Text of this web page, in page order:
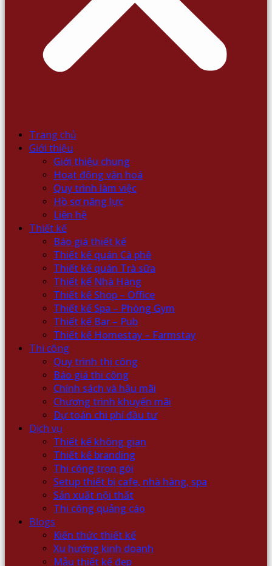
Trang chủ
Giới thiệu
Giới thiệu chung
Hoạt động văn hoá
Quy trình làm việc
Hồ sơ năng lực
Liên hệ
Thiết kế
Báo giá thiết kế
Thiết kế quán Cà phê
Thiết kế quán Trà sữa
Thiết kế Nhà Hàng
Thiết kế Shop – Office
Thiết kế Spa – Phòng Gym
Thiết kế Bar – Pub
Thiết kế Homestay – Farmstay
Thi công
Quy trình thi công
Báo giá thi công
Chính sách và hậu mãi
Chương trình khuyến mãi
Dự toán chi phí đầu tư
Dịch vụ
Thiết kế không gian
Thiết kế branding
Thi công trọn gói
Setup thiết bị cafe, nhà hàng, spa
Sản xuất nội thất
Thi công quảng cáo
Blogs
Kiến thức thiết kế
Xu hướng kinh doanh
Mẫu thiết kế đẹp